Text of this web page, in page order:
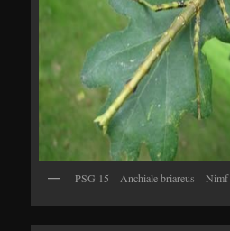
PSG 15 – Anchiale briareus – Nimf